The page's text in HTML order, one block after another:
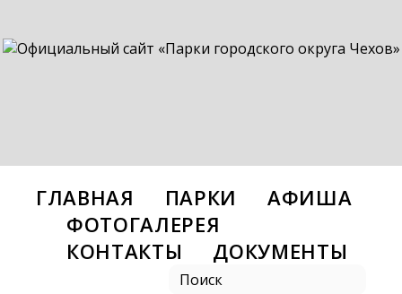
ГЛАВНАЯ ПАРКИ
АФИША
ФОТОГАЛЕРЕЯ
КОНТАКТЫ
ДОКУМЕНТЫ